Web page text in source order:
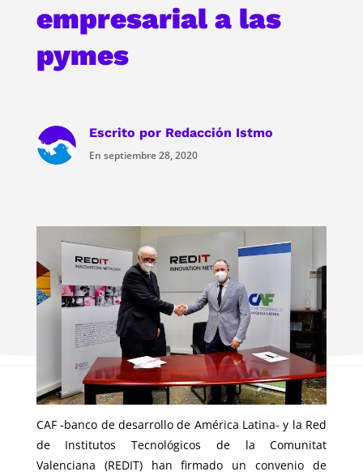
empresarial a las
pymes
Escrito por Redacción Istmo
En septiembre 28, 2020
CAF -banco de desarrollo de América Latina- y la Red
de Institutos Tecnológicos de la Comunitat
Valenciana (REDIT) han firmado un convenio de